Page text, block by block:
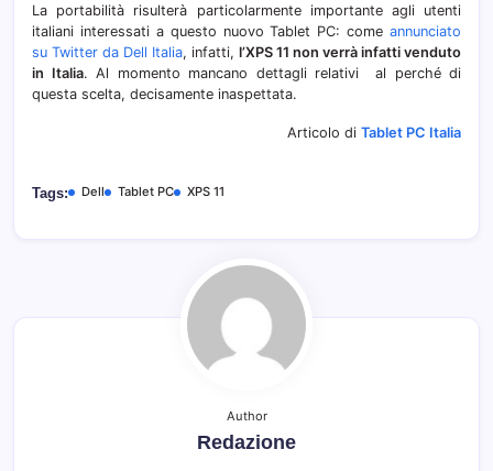
La portabilità risulterà particolarmente importante agli utenti
italiani interessati a questo nuovo Tablet PC: come annunciato
su Twitter da Dell Italia, infatti, l’XPS 11 non verrà infatti venduto
in Italia. Al momento mancano dettagli relativi al perché di
questa scelta, decisamente inaspettata.
Articolo di Tablet PC Italia
Tags: Dell Tablet PC XPS 11
Author
Redazione